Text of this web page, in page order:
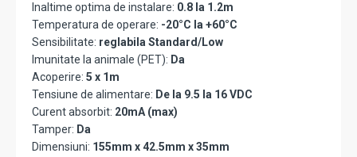
Inaltime optima de instalare: 0.8 la 1.2m
Temperatura de operare: -20°C la +60°C
Sensibilitate: reglabila Standard/Low
Imunitate la animale (PET): Da
Acoperire: 5 x 1m
Tensiune de alimentare: De la 9.5 la 16 VDC
Curent absorbit: 20mA (max)
Tamper: Da
Dimensiuni: 155mm x 42.5mm x 35mm